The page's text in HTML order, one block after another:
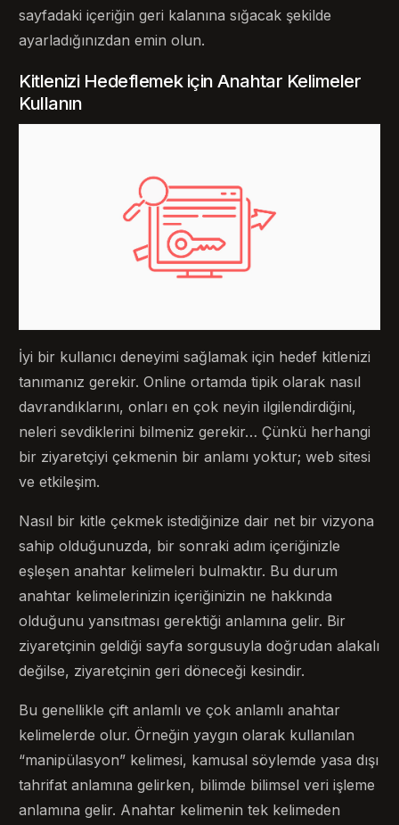
sayfadaki içeriğin geri kalanına sığacak şekilde
ayarladığınızdan emin olun.
Kitlenizi Hedeflemek için Anahtar Kelimeler
Kullanın
İyi bir kullanıcı deneyimi sağlamak için hedef kitlenizi
tanımanız gerekir. Online ortamda tipik olarak nasıl
davrandıklarını, onları en çok neyin ilgilendirdiğini,
neleri sevdiklerini bilmeniz gerekir… Çünkü herhangi
bir ziyaretçiyi çekmenin bir anlamı yoktur; web sitesi
ve etkileşim.
Nasıl bir kitle çekmek istediğinize dair net bir vizyona
sahip olduğunuzda, bir sonraki adım içeriğinizle
eşleşen anahtar kelimeleri bulmaktır. Bu durum
anahtar kelimelerinizin içeriğinizin ne hakkında
olduğunu yansıtması gerektiği anlamına gelir. Bir
ziyaretçinin geldiği sayfa sorgusuyla doğrudan alakalı
değilse, ziyaretçinin geri döneceği kesindir.
Bu genellikle çift anlamlı ve çok anlamlı anahtar
kelimelerde olur. Örneğin yaygın olarak kullanılan
“manipülasyon” kelimesi, kamusal söylemde yasa dışı
tahrifat anlamına gelirken, bilimde bilimsel veri işleme
anlamına gelir. Anahtar kelimenin tek kelimeden